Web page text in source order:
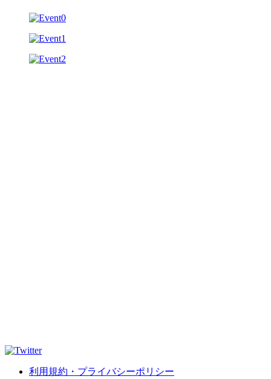
利用規約・プライバシーポリシー